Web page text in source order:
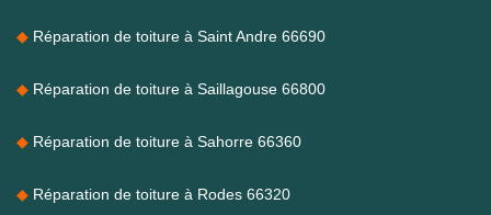
Réparation de toiture à Saint Andre 66690
Réparation de toiture à Saillagouse 66800
Réparation de toiture à Sahorre 66360
Réparation de toiture à Rodes 66320